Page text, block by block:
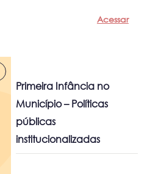
Acessar
Primeira Infância no
Município – Políticas
públicas
institucionalizadas